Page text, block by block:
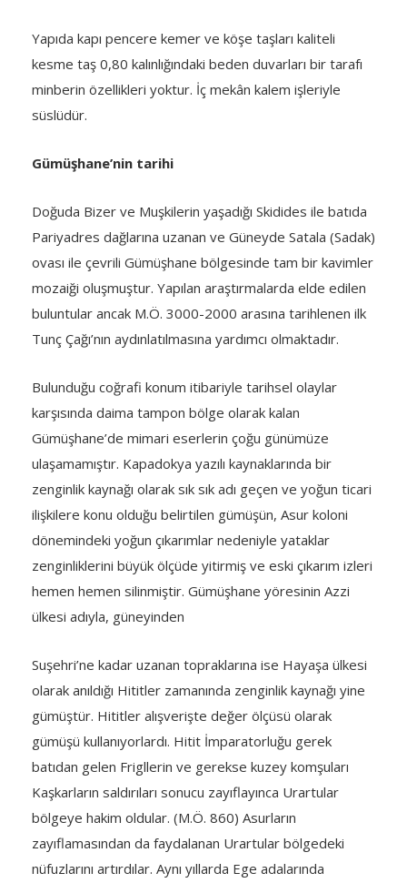
Yapıda kapı pencere kemer ve köşe taşları kaliteli
kesme taş 0,80 kalınlığındaki beden duvarları bir tarafı
minberin özellikleri yoktur. İç mekân kalem işleriyle
süslüdür.
Gümüşhane’nin tarihi
Doğuda Bizer ve Muşkilerin yaşadığı Skidides ile batıda
Pariyadres dağlarına uzanan ve Güneyde Satala (Sadak)
ovası ile çevrili Gümüşhane bölgesinde tam bir kavimler
mozaiği oluşmuştur. Yapılan araştırmalarda elde edilen
buluntular ancak M.Ö. 3000-2000 arasına tarihlenen ilk
Tunç Çağı’nın aydınlatılmasına yardımcı olmaktadır.
Bulunduğu coğrafi konum itibariyle tarihsel olaylar
karşısında daima tampon bölge olarak kalan
Gümüşhane’de mimari eserlerin çoğu günümüze
ulaşamamıştır. Kapadokya yazılı kaynaklarında bir
zenginlik kaynağı olarak sık sık adı geçen ve yoğun ticari
ilişkilere konu olduğu belirtilen gümüşün, Asur koloni
dönemindeki yoğun çıkarımlar nedeniyle yataklar
zenginliklerini büyük ölçüde yitirmiş ve eski çıkarım izleri
hemen hemen silinmiştir. Gümüşhane yöresinin Azzi
ülkesi adıyla, güneyinden
Suşehri’ne kadar uzanan topraklarına ise Hayaşa ülkesi
olarak anıldığı Hititler zamanında zenginlik kaynağı yine
gümüştür. Hititler alışverişte değer ölçüsü olarak
gümüşü kullanıyorlardı. Hitit İmparatorluğu gerek
batıdan gelen Frigllerin ve gerekse kuzey komşuları
Kaşkarların saldırıları sonucu zayıflayınca Urartular
bölgeye hakim oldular. (M.Ö. 860) Asurların
zayıflamasından da faydalanan Urartular bölgedeki
nüfuzlarını artırdılar. Aynı yıllarda Ege adalarında